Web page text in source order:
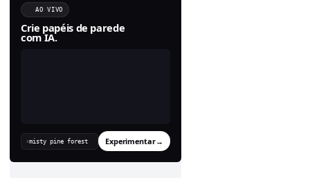
AO VIVO
Crie papéis de parede
com IA.
› Experimentar→